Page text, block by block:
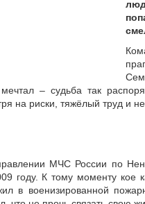
– судьба так
на риски, тяжёлый труд и
МЧС России по
году. К тому моменту кое
в военизированной